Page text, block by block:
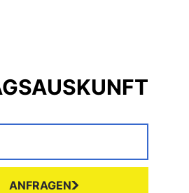
ANFRAGEN